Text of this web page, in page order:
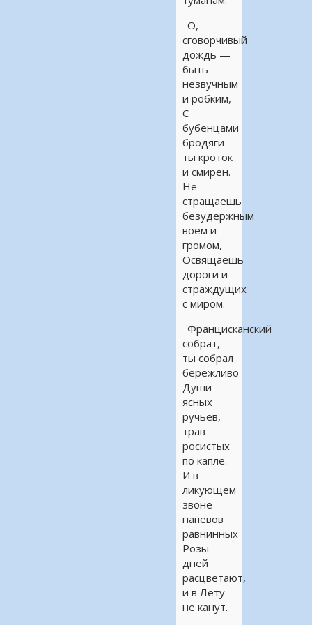
О,
сговорчивый
дождь —
быть
незвучным
и робким,
С
бубенцами
бродяги
ты кроток
и смирен.
Не
стращаешь
безудержным
воем и
громом,
Освящаешь
дороги и
страждущих
с миром.
Францисканский
собрат,
ты собрал
бережливо
Души
ясных
ручьев,
трав
росистых
по капле.
И в
ликующем
звоне
напевов
равнинных
Розы
дней
расцветают,
и в Лету
не канут.